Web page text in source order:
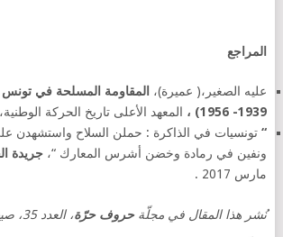
المراجع
عليه الصغير،( عميرة)، المقاومة المسلحة في تونس
1939- 1956) ،
المعهد الأعلى تاريخ الحركة الوطنية،
“تونسيات في الذاكرة : حملن السلاح واستشهدن
ونفين في رمادة وخضن أشرس المعارك “، جريدة
مارس 2017 .
نُشر هذا المقال في مجلّةحروف حرّة، العدد 35، صيف 2024.